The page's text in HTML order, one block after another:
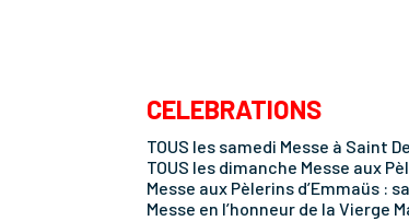
CELEBRATIONS
TOUS les samedi Messe à Saint
TOUS les dimanche Messe aux
Messe aux Pèlerins d’Emmaüs :
Messe en l’honneur de la Vierge